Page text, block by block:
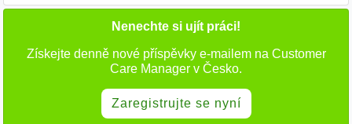
Nenechte si ujít práci!
Získejte denně nové příspěvky e-mailem na Customer
Care Manager v Česko.
Zaregistrujte se nyní